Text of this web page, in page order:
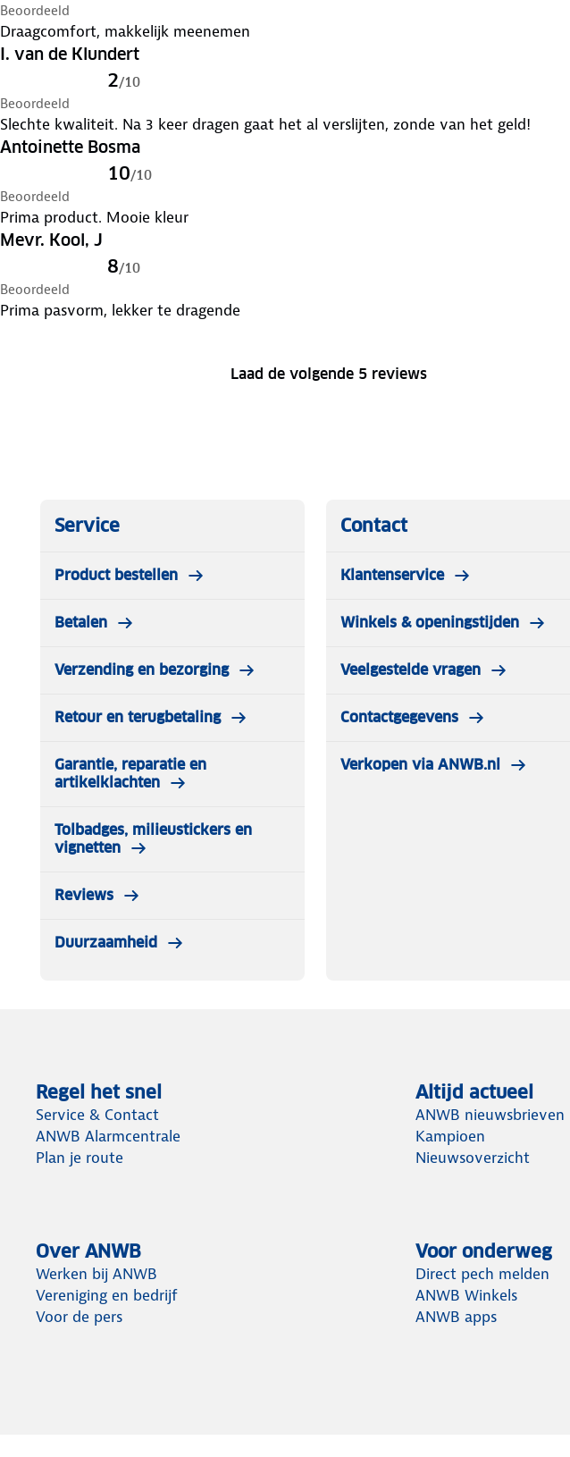
Beoordeeld
Draagcomfort, makkelijk meenemen
I. van de Klundert
2/10
Beoordeeld
Slechte kwaliteit. Na 3 keer dragen gaat het al verslijten, zonde van het geld!
Antoinette Bosma
10/10
Beoordeeld
Prima product. Mooie kleur
Mevr. Kool, J
8/10
Beoordeeld
Prima pasvorm, lekker te dragende
Laad de volgende 5 reviews
Service
Product bestellen
Betalen
Verzending en bezorging
Retour en terugbetaling
Garantie, reparatie en
artikelklachten
Tolbadges, milieustickers en
vignetten
Reviews
Duurzaamheid
Contact
Klantenservice
Winkels & openingstijden
Veelgestelde vragen
Contactgegevens
Verkopen via ANWB.nl
Regel het snel
Service & Contact
ANWB Alarmcentrale
Plan je route
Altijd actueel
ANWB nieuwsbrieven
Kampioen
Nieuwsoverzicht
Over ANWB
Werken bij ANWB
Vereniging en bedrijf
Voor de pers
Voor onderweg
Direct pech melden
ANWB Winkels
ANWB apps